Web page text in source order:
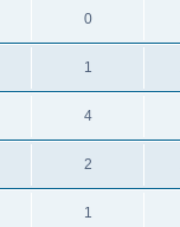
0
1
4
2
1